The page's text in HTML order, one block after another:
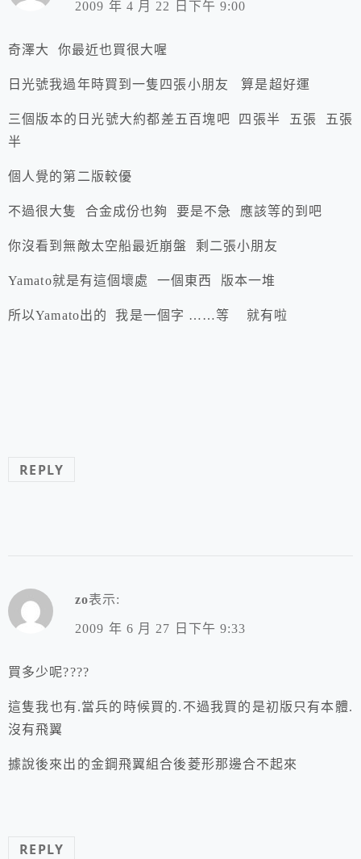
2009 年 4 月 22 日下午 9:00
奇澤大 你最近也買很大喔
日光號我過年時買到一隻四張小朋友 算是超好運
三個版本的日光號大約都差五百塊吧 四張半 五張 五張
半
個人覺的第二版較優
不過很大隻 合金成份也夠 要是不急 應該等的到吧
你沒看到無敵太空船最近崩盤 剩二張小朋友
Yamato就是有這個壞處 一個東西 版本一堆
所以Yamato出的 我是一個字 ……等 就有啦
REPLY
zo表示:
2009 年 6 月 27 日下午 9:33
買多少呢????
這隻我也有.當兵的時候買的.不過我買的是初版只有本體.
沒有飛翼
據說後來出的金鋼飛翼組合後菱形那邊合不起來
REPLY